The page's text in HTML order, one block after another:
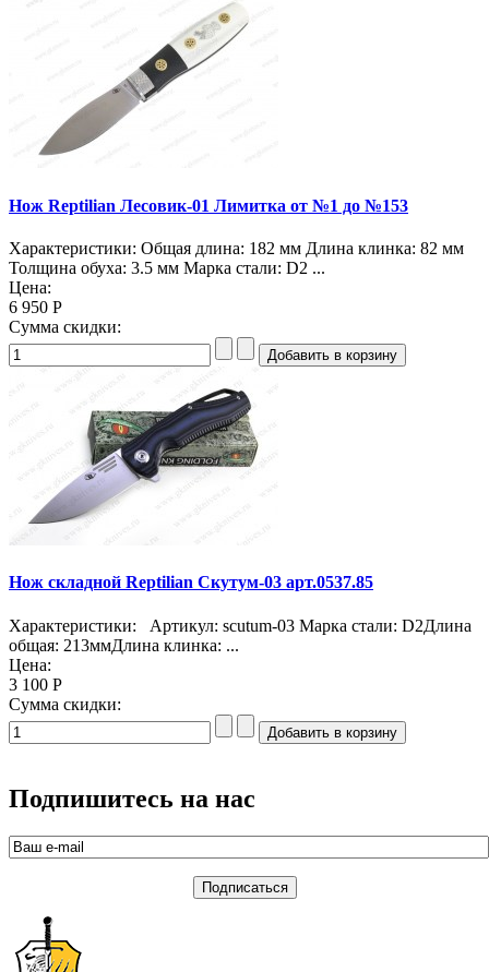
Нож Reptilian Лесовик-01 Лимитка от №1 до №153
Характеристики: Общая длина: 182 мм Длина клинка: 82 мм
Толщина обуха: 3.5 мм Марка стали: D2 ...
Цена:
6 950 Р
Сумма скидки:
Нож складной Reptilian Скутум-03 арт.0537.85
Характеристики: Артикул: scutum-03 Марка стали: D2Длина
общая: 213ммДлина клинка: ...
Цена:
3 100 Р
Сумма скидки:
Подпишитесь на нас